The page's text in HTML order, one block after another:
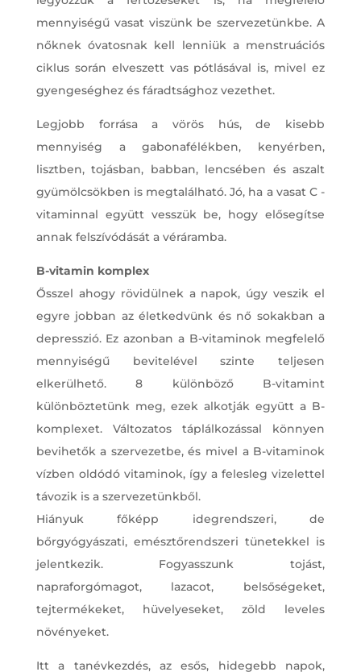
mennyiségű vasat viszünk be szervezetünkbe. A
nőknek óvatosnak kell lenniük a menstruációs
ciklus során elveszett vas pótlásával is, mivel ez
gyengeséghez és fáradtsághoz vezethet.
Legjobb forrása a vörös hús, de kisebb
mennyiség a gabonafélékben, kenyérben,
lisztben, tojásban, babban, lencsében és aszalt
gyümölcsökben is megtalálható. Jó, ha a vasat C -
vitaminnal együtt vesszük be, hogy elősegítse
annak felszívódását a véráramba.
B-vitamin komplex
Ősszel ahogy rövidülnek a napok, úgy veszik el
egyre jobban az életkedvünk és nő sokakban a
depresszió. Ez azonban a B-vitaminok megfelelő
mennyiségű bevitelével szinte teljesen
elkerülhető. 8 különböző B-vitamint
különböztetünk meg, ezek alkotják együtt a B-
komplexet. Változatos táplálkozással könnyen
bevihetők a szervezetbe, és mivel a B-vitaminok
vízben oldódó vitaminok, így a felesleg vizelettel
távozik is a szervezetünkből.
Hiányuk főképp idegrendszeri, de
bőrgyógyászati, emésztőrendszeri tünetekkel is
jelentkezik. Fogyasszunk tojást,
napraforgómagot, lazacot, belsőségeket,
tejtermékeket, hüvelyeseket, zöld leveles
növényeket.
Itt a tanévkezdés, az esős, hidegebb napok,